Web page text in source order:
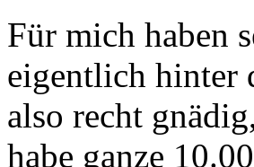
Für mich haben
eigentlich hinter
also recht
habe ganze